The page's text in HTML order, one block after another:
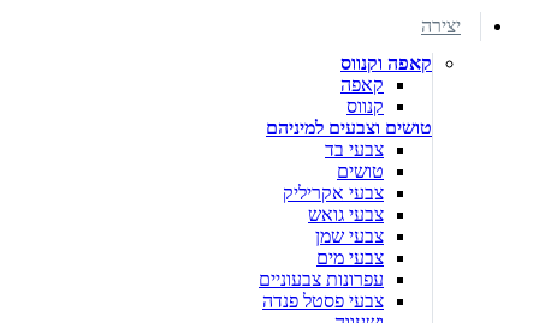
יצירה
קאפה וקנווס
קאפה
קנווס
טושים וצבעים למיניהם
צבעי בד
טושים
צבעי אקריליק
צבעי גואש
צבעי שמן
צבעי מים
עפרונות צבעוניים
צבעי פסטל פנדה